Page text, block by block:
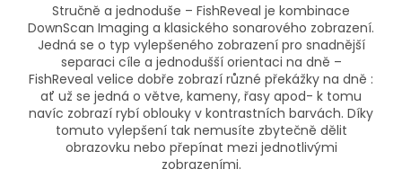
Stručně a jednoduše – FishReveal je kombinace
DownScan Imaging a klasického sonarového zobrazení.
Jedná se o typ vylepšeného zobrazení pro snadnější
separaci cíle a jednodušší orientaci na dně –
FishReveal velice dobře zobrazí různé překážky na dně :
ať už se jedná o větve, kameny, řasy apod- k tomu
navíc zobrazí rybí oblouky v kontrastních barvách. Díky
tomuto vylepšení tak nemusíte zbytečně dělit
obrazovku nebo přepínat mezi jednotlivými
zobrazeními.